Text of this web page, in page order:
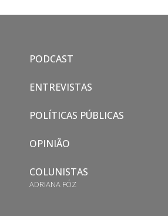
PODCAST
ENTREVISTAS
POLÍTICAS PÚBLICAS
OPINIÃO
COLUNISTAS
ADRIANA FÓZ